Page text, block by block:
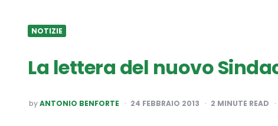
NOTIZIE
La lettera del nuovo
POSTED
BY
byANTONIO BENFORTE 24 FEBBRAIO 2013 2 MINUTE READ